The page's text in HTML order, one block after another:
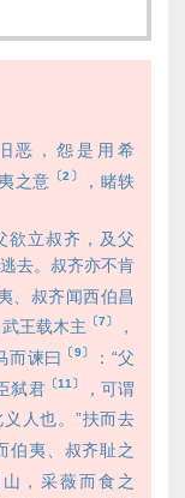
，怨是用希
之意 〔2〕
，睹轶
立叔齐，及父
去。叔齐亦不肯
、叔齐闻西伯昌
王载木主 〔7〕
，
而谏曰 〔9〕
：“父
弑君〔11〕
，可谓
义人也。”扶而去
伯夷、叔齐耻之
山，采薇而食之